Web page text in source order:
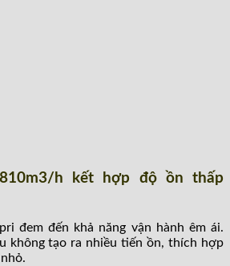
h kết hợp độ ồn thấp
đem đến khả năng vận hành êm ái.
không tạo ra nhiều tiến ồn, thích hợp